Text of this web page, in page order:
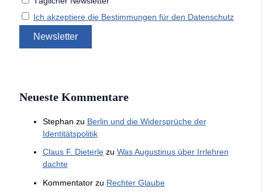
Ich akzeptiere die Bestimmungen für den Datenschutz
Neueste Kommentare
Stephan zu Berlin und die Widersprüche der
Identitätspolitik
Claus F. Dieterlezu Was Augustinus über Irrlehren
dachte
Kommentatorzu Rechter Glaube